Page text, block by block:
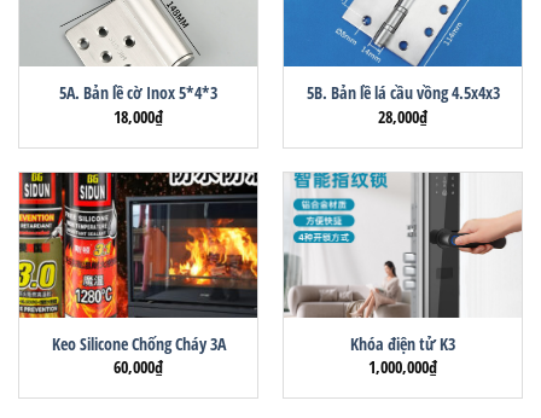
5A. Bản lề cờ Inox 5*4*3
18,000₫
5B. Bản lề lá cầu vồng 4.5x4x3
28,000₫
Keo Silicone Chống Cháy 3A
60,000₫
Khóa điện tử K3
1,000,000₫